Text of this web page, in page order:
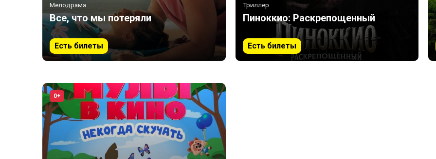
Мелодрама
Все, что мы потеряли
Есть билеты
Триллер
Пиноккио: Раскрепощенный
Есть билеты
0+